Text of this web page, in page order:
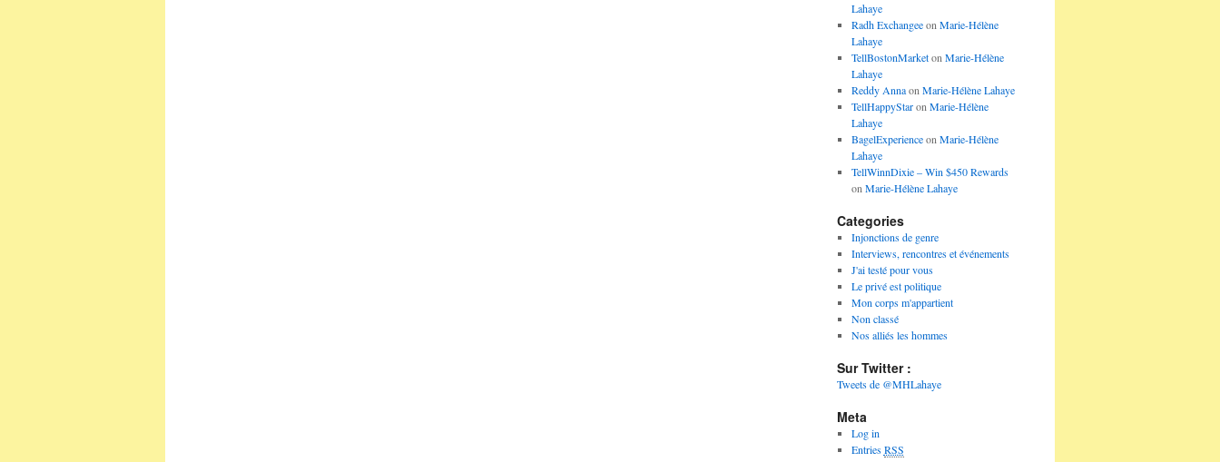
Lahaye
Radh Exchangeeon Marie-Hélène
Lahaye
TellBostonMarketon Marie-Hélène
Lahaye
Reddy Annaon Marie-Hélène Lahaye
TellHappyStaron Marie-Hélène
Lahaye
BagelExperienceon Marie-Hélène
Lahaye
TellWinnDixie – Win $450 Rewards
on Marie-Hélène Lahaye
Categories
Injonctions de genre
Interviews, rencontres et événements
J'ai testé pour vous
Le privé est politique
Mon corps m'appartient
Non classé
Nos alliés les hommes
Sur Twitter :
Tweets de @MHLahaye
Meta
Log in
EntriesRSS